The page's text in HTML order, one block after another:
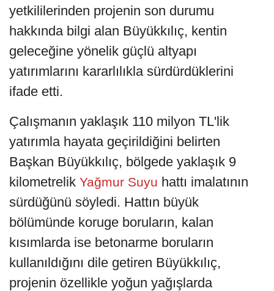
yetkililerinden projenin son durumu
hakkında bilgi alan Büyükkılıç, kentin
geleceğine yönelik güçlü altyapı
yatırımlarını kararlılıkla sürdürdüklerini
ifade etti.
Çalışmanın yaklaşık 110 milyon TL'lik
yatırımla hayata geçirildiğini belirten
Başkan Büyükkılıç, bölgede yaklaşık 9
kilometrelik Yağmur Suyu hattı imalatının
sürdüğünü söyledi. Hattın büyük
bölümünde koruge boruların, kalan
kısımlarda ise betonarme boruların
kullanıldığını dile getiren Büyükkılıç,
projenin özellikle yoğun yağışlarda